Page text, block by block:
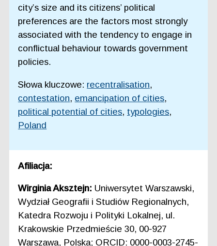
city’s size and its citizens’ political
preferences are the factors most strongly
associated with the tendency to engage in
conflictual behaviour towards government
policies.
Słowa kluczowe: recentralisation,
contestation, emancipation of cities,
political potential of cities, typologies,
Poland
Afiliacja:
Wirginia Aksztejn: Uniwersytet Warszawski,
Wydział Geografii i Studiów Regionalnych,
Katedra Rozwoju i Polityki Lokalnej, ul.
Krakowskie Przedmieście 30, 00-927
Warszawa, Polska; ORCID: 0000-0003-2745-